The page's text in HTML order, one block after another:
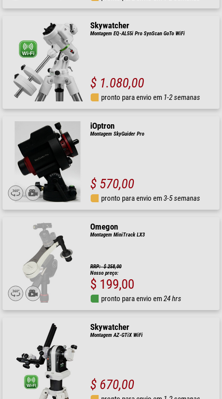
Skywatcher
Montagem EQ-AL55i Pro SynScan GoTo WiFi
$ 1.080,00
pronto para envio em 1-2 semanas
iOptron
Montagem SkyGuider Pro
$ 570,00
pronto para envio em3-5 semanas
Omegon
Montagem MiniTrack LX3
RRP: $ 258,00
Nosso preço:
$ 199,00
pronto para envio em24 hrs
Skywatcher
Montagem AZ-GTiX WiFi
$ 670,00